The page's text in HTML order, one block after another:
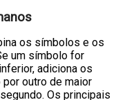
os símbolos e os
um símbolo for
adiciona os
outro de maior
Os principais